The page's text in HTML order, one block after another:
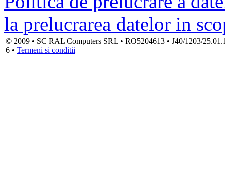
la prelucrarea datelor in
© 2009 • SC RAL Computers SRL • RO5204613 • J40/1203/
6 • Termeni si conditii